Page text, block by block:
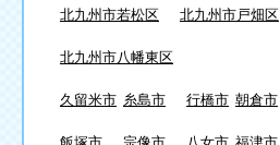
北九州市若松区
北九州市八幡東区
北九州市戸畑区
久留米市
飯塚市
糸島市
宗像市
行橋市
八女市
朝倉市
福津市